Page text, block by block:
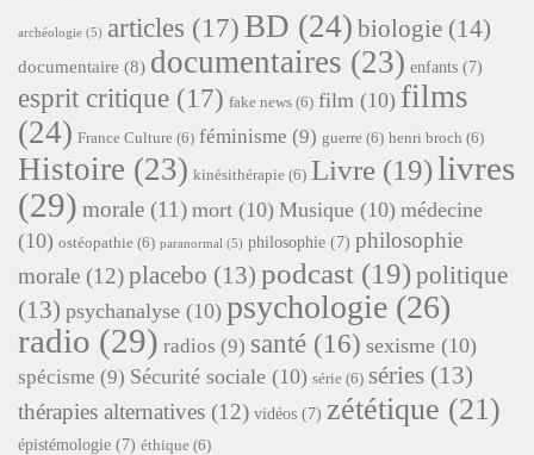
archéologie (5) articles (17) BD (24) biologie (14)
documentaire (8) documentaires (23) enfants (7)
esprit critique (17) fake news (6) film (10) films
(24) France Culture (6) féminisme (9) guerre (6) henri broch (6)
Histoire (23) kinésithérapie (6) Livre (19)livres
(29) morale (11) mort (10) Musique (10) médecine
(10) ostéopathie (6) paranormal (5) philosophie (7) philosophie
morale (12)placebo (13) podcast (19)politique
(13) psychanalyse (10) psychologie (26)
radio (29) radios (9) santé (16) sexisme (10)
spécisme (9) Sécurité sociale (10) série (6) séries (13)
thérapies alternatives (12) vidéos (7) zététique (21)
épistémologie (7) éthique (6)